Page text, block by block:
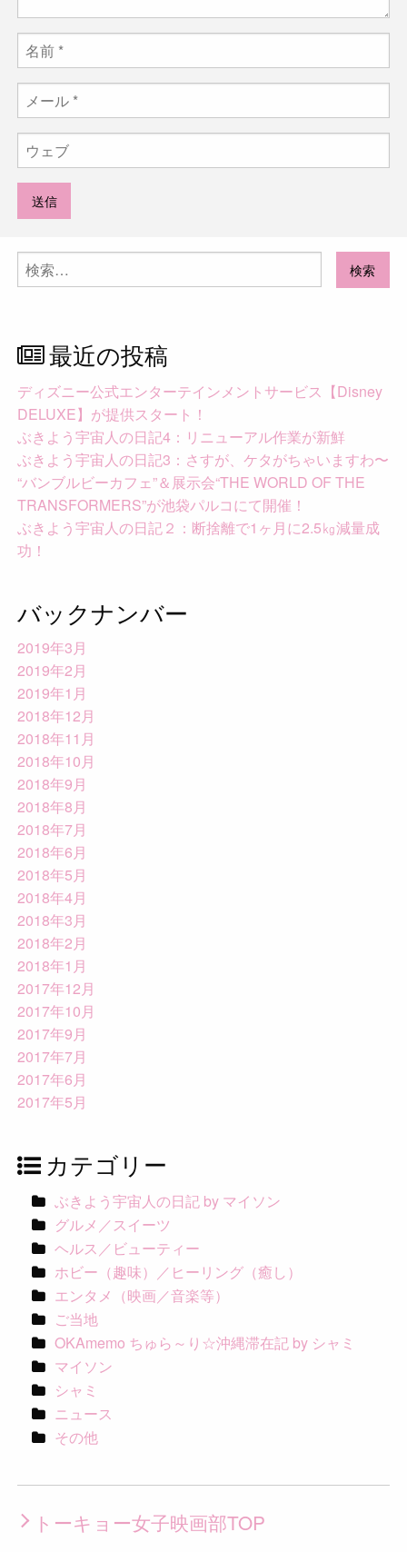
検
索:
最近の投稿
ディズニー公式エンターテインメントサービス【Disney
DELUXE】が提供スタート！
ぶきよう宇宙人の日記4：リニューアル作業が新鮮
ぶきよう宇宙人の日記3：さすが、ケタがちゃいますわ〜
“バンブルビーカフェ”＆展示会“THE WORLD OF THE
TRANSFORMERS”が池袋パルコにて開催！
ぶきよう宇宙人の日記２：断捨離で1ヶ月に2.5㎏減量成
功！
バックナンバー
2019年3月
2019年2月
2019年1月
2018年12月
2018年11月
2018年10月
2018年9月
2018年8月
2018年7月
2018年6月
2018年5月
2018年4月
2018年3月
2018年2月
2018年1月
2017年12月
2017年10月
2017年9月
2017年7月
2017年6月
2017年5月
カテゴリー
ぶきよう宇宙人の日記 by マイソン
グルメ／スイーツ
ヘルス／ビューティー
ホビー（趣味）／ヒーリング（癒し）
エンタメ（映画／音楽等）
ご当地
OKAmemo ちゅら～り☆沖縄滞在記 by シャミ
マイソン
シャミ
ニュース
その他
トーキョー女子映画部TOP